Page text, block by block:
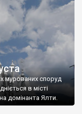
мурованих споруд
в місті
домінанта Ялти.